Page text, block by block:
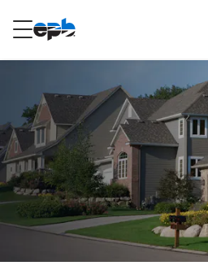
Internet
Energía
Televisión
principal